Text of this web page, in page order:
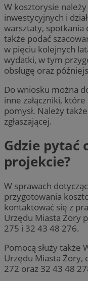
W kosztorysie
inwestycyjnych i
warsztaty, spotkania
także podać
w pięciu kolejnych
wydatki, w tym
obsługę oraz
Do wniosku można
inne załączniki,
pomysł. Należy
zgłaszającej.
Gdzie pytać
projekcie?
W sprawach
przygotowania
kontaktować się z
Urzędu Miasta Żory
275 i 32 43 48 276.
Pomocą służy także
Urzędu Miasta
272 oraz 32 43 48